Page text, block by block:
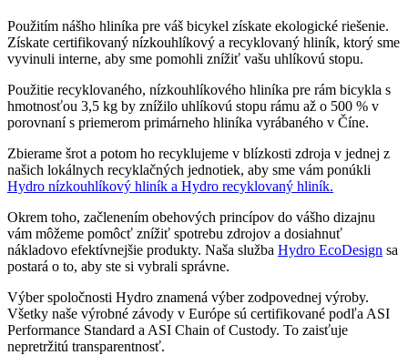
Použitím nášho hliníka pre váš bicykel získate ekologické riešenie.
Získate certifikovaný nízkouhlíkový a recyklovaný hliník, ktorý sme
vyvinuli interne, aby sme pomohli znížiť vašu uhlíkovú stopu.
Použitie recyklovaného, nízkouhlíkového hliníka pre rám bicykla s
hmotnosťou 3,5 kg by znížilo uhlíkovú stopu rámu až o 500 % v
porovnaní s priemerom primárneho hliníka vyrábaného v Číne.
Zbierame šrot a potom ho recyklujeme v blízkosti zdroja v jednej z
našich lokálnych recyklačných jednotiek, aby sme vám ponúkli
Hydro nízkouhlíkový hliník a Hydro recyklovaný hliník.
Okrem toho, začlenením obehových princípov do vášho dizajnu
vám môžeme pomôcť znížiť spotrebu zdrojov a dosiahnuť
nákladovo efektívnejšie produkty. Naša služba Hydro EcoDesign sa
postará o to, aby ste si vybrali správne.
Výber spoločnosti Hydro znamená výber zodpovednej výroby.
Všetky naše výrobné závody v Európe sú certifikované podľa ASI
Performance Standard a ASI Chain of Custody. To zaisťuje
nepretržitú transparentnosť.